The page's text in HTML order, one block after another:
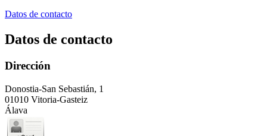
Datos de contacto
Datos de contacto
Dirección
Donostia-San Sebastián, 1
01010 Vitoria-Gasteiz
Álava